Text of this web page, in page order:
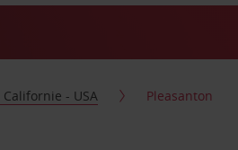
- USA Pleasanton